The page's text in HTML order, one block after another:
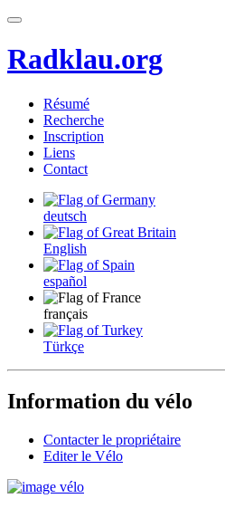
Radklau.org
Résumé
Recherche
Inscription
Liens
Contact
deutsch
English
español
français
Türkçe
Information du vélo
Contacter le propriétaire
Editer le Vélo